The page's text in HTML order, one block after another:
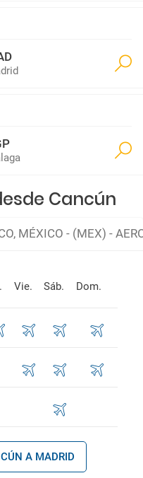
Cancún
MÉXICO - (MEX) -
Vie. Sáb. Dom.
A MADRID